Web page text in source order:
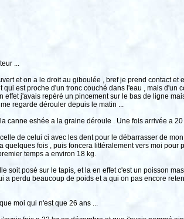
...
et on a le droit au giboulée , bref je prend contact et
est proche d'un tronc couché dans l'eau , mais d'un
j'avais repéré un pincement sur le bas de ligne
regarde dérouler depuis le matin ...
canne eshée a la graine déroule . Une fois arrivée a 20
de celui ci avec les dent pour le débarrasser de
fois , puis foncera littéralement vers moi pour
temps a environ 18 kg.
soit posé sur le tapis, et la en effet c'est un poisson
a perdu beaucoup de poids et a qui on pas encore
moi qui n'est que 26 ans ...